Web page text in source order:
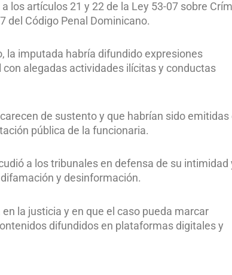
los artículos 21 y 22 de la Ley 53-07 sobre
del Código Penal Dominicano.
la imputada habría difundido expresiones
alegadas actividades ilícitas y conductas
de sustento y que habrían sido emitidas
pública de la funcionaria.
a los tribunales en defensa de su intimidad
y desinformación.
la justicia y en que el caso pueda marcar
difundidos en plataformas digitales y